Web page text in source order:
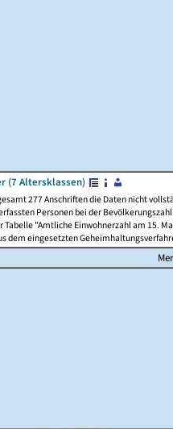
(7 Altersklassen)
277 Anschriften die Daten nicht
Personen bei der
Tabelle "Amtliche Einwohnerzahl am 15.
dem eingesetzten